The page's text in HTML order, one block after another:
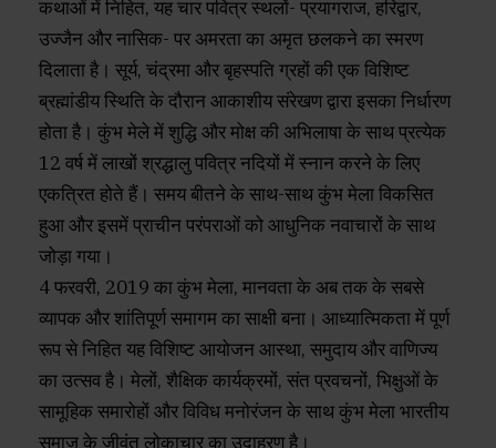
कथाओं में निहित, यह चार पवित्र स्थलों- प्रयागराज, हरिद्वार,
उज्जैन और नासिक- पर अमरता का अमृत छलकने का स्‍मरण
दिलाता है। सूर्य, चंद्रमा और बृहस्पति ग्रहों की एक विशिष्‍ट
ब्रह्मांडीय स्थिति के दौरान आकाशीय संरेखण द्वारा इसका निर्धारण
होता है। कुंभ मेले में शुद्धि और मोक्ष की अभिलाषा के साथ प्रत्‍येक
12 वर्ष में लाखों श्रद्धालु पवित्र नदियों में स्नान करने के लिए
एकत्रित होते हैं। समय बीतने के साथ-साथ कुंभ मेला विकसित
हुआ और इसमें प्राचीन परंपराओं को आधुनिक नवाचारों के साथ
जोड़ा गया।
4 फरवरी, 2019 का कुंभ मेला, मानवता के अब तक के सबसे
व्‍यापक और शांतिपूर्ण समागम का साक्षी बना। आध्यात्मिकता में पूर्ण
रूप से निहित यह विशिष्‍ट आयोजन आस्था, समुदाय और वाणिज्य
का उत्सव है। मेलों, शैक्षिक कार्यक्रमों, संत प्रवचनों, भिक्षुओं के
सामूहिक समारोहों और विविध मनोरंजन के साथ कुंभ मेला भारतीय
समाज के जीवंत लोकाचार का उदाहरण है।